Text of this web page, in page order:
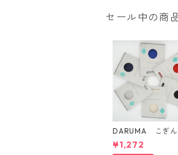
セール中の商
DARUMA こぎ
（ハードタイプ）
¥1,272